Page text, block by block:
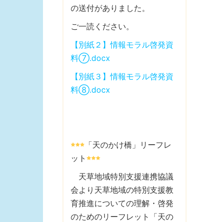
の送付がありました。
ご一読ください。
【別紙２】情報モラル啓発資
料⑦.docx
【別紙３】情報モラル啓発資
料⑧.docx
「天のかけ橋」リーフレ
ット
天草地域特別支援連携協議
会より天草地域の特別支援教
育推進についての理解・啓発
のためのリーフレット「天の